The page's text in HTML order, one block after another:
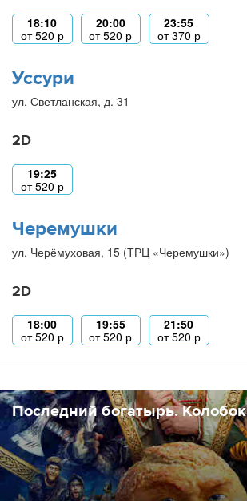
18:10
от520 р
20:00
от520 р
23:55
от370 р
Уссури
ул. Светланская, д. 31
2D
19:25
от520 р
Черемушки
ул. Черёмуховая, 15 (ТРЦ «Черемушки»)
2D
18:00
от520 р
19:55
от520 р
21:50
от520 р
Последний богатырь. Колобок